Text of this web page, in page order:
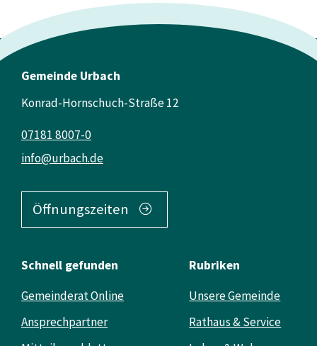
Gemeinde Urbach
Konrad-Hornschuch-Straße 12
info@urbach.de
07181 8007-0
Öffnungszeiten
Schnell gefunden
Gemeinderat Online
Ansprechpartner
Rubriken
Unsere Gemeinde
Rathaus & Service